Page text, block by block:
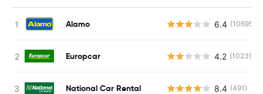
Alamo 6.4 (10695)
Europcar 4.2 (10239)
National Car Rental 8.4 (491)